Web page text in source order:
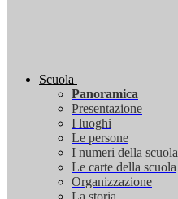
Scuola
Panoramica
Presentazione
I luoghi
Le persone
I numeri della scuola
Le carte della scuola
Organizzazione